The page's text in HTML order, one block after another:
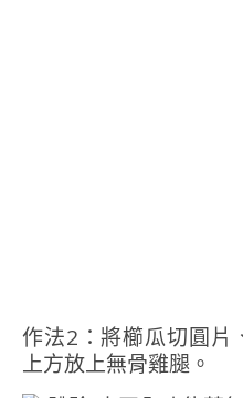
作法2：將櫛瓜切圓片
上方放上無骨雞腿。